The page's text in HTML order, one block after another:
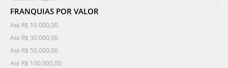
FRANQUIAS POR VALOR
Até R$ 10.000,00
Até R$ 30.000,00
Até R$ 50.000,00
Até R$ 100.000,00